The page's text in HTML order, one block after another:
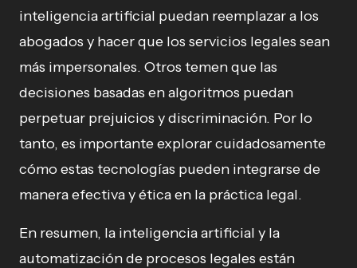
inteligencia artificial puedan reemplazar a los
abogados y hacer que los servicios legales sean
más impersonales. Otros temen que las
decisiones basadas en algoritmos puedan
perpetuar prejuicios y discriminación. Por lo
tanto, es importante explorar cuidadosamente
cómo estas tecnologías pueden integrarse de
manera efectiva y ética en la práctica legal.
En resumen, la inteligencia artificial y la
automatización de procesos legales están